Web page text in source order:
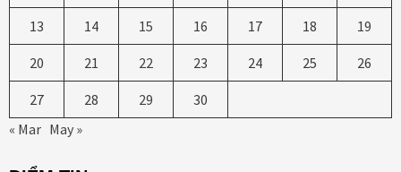
13 14 15 16 17 18 19
20 21 22 23 24 25 26
27 28 29
30
« Mar May »